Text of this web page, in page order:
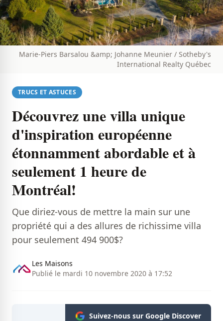
Marie-Piers Barsalou &amp; Johanne Meunier / Sotheby's
International Realty Québec
TRUCS ET ASTUCES
Découvrez une villa unique
d'inspiration européenne
étonnamment abordable et à
seulement 1 heure de
Montréal!
Que diriez-vous de mettre la main sur une
propriété qui a des allures de richissime villa
pour seulement 494 900$​?
Les Maisons
Publié le mardi 10 novembre 2020 à 17:52
Suivez-nous sur Google Discover